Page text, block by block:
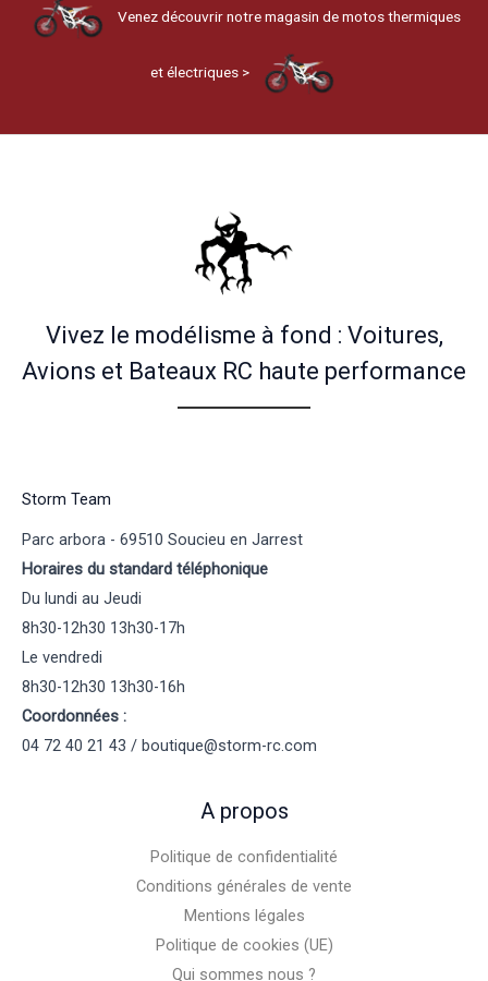
Venez découvrir notre magasin de motos thermiques
et électriques >
Vivez le modélisme à fond : Voitures,
Avions et Bateaux RC haute performance
Storm Team
Parc arbora - 69510 Soucieu en Jarrest
Horaires du standard téléphonique
Du lundi au Jeudi
8h30-12h30 13h30-17h
Le vendredi
8h30-12h30 13h30-16h
Coordonnées :
04 72 40 21 43 / boutique@storm-rc.com
A propos
Politique de confidentialité
Conditions générales de vente
Mentions légales
Politique de cookies (UE)
Qui sommes nous ?